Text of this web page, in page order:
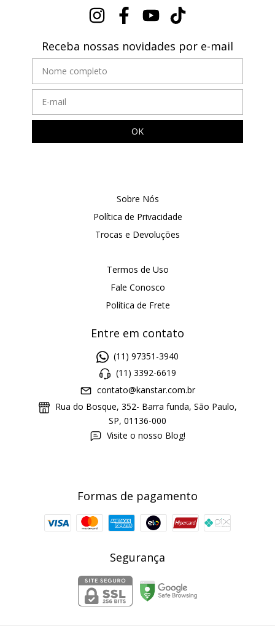
Receba nossas novidades por e-mail
Sobre Nós
Política de Privacidade
Trocas e Devoluções
Termos de Uso
Fale Conosco
Política de Frete
Entre em contato
(11) 97351-3940
(11) 3392-6619
contato@kanstar.com.br
Rua do Bosque, 352- Barra funda, São Paulo,
SP, 01136-000
Visite o nosso Blog!
Formas de pagamento
Segurança